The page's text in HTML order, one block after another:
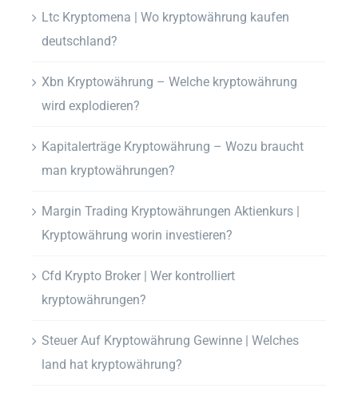
Ltc Kryptomena | Wo kryptowährung kaufen
deutschland?
Xbn Kryptowährung – Welche kryptowährung
wird explodieren?
Kapitalerträge Kryptowährung – Wozu braucht
man kryptowährungen?
Margin Trading Kryptowährungen Aktienkurs |
Kryptowährung worin investieren?
Cfd Krypto Broker | Wer kontrolliert
kryptowährungen?
Steuer Auf Kryptowährung Gewinne | Welches
land hat kryptowährung?